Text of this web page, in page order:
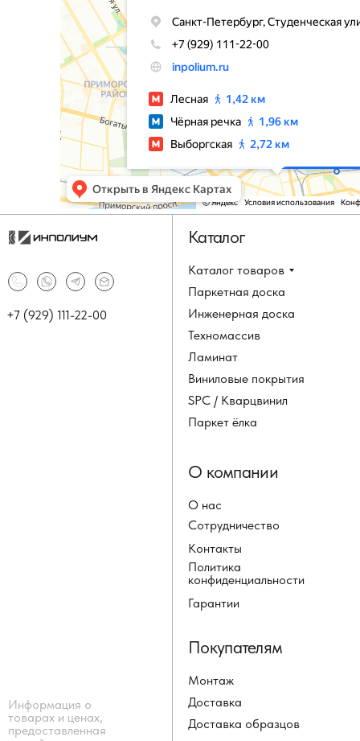
Каталог товаров
Паркетная доска
Инженерная доска
Техномассив
+7 (929) 111-22-00
Информация о
товарах и ценах,
предоставленная
Каталог
Ламинат
Виниловые покрытия
SPC / Кварцвинил
Паркет ёлка
О нас
Сотрудничество
Контакты
Политика
конфиденциальности
О компании
Монтаж
Доставка
Доставка образцов
Покупателям
Гарантии